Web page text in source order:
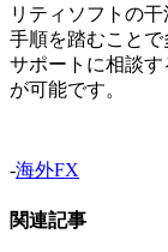
リティソフトの
手順を踏むこと
サポートに相談
が可能です。
-海外FX
関連記事